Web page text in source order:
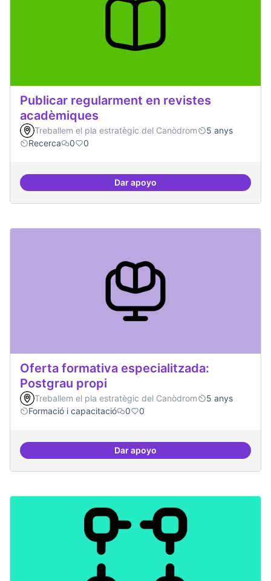
Publicar regularment en revistes
acadèmiques
Treballem el pla estratègic del Canòdrom
5 anys
Recerca
0 0
Dar apoyoPublicar regularment en
Oferta formativa especialitzada:
Postgrau propi
Treballem el pla estratègic del Canòdrom
5 anys
Formació i capacitació
0 0
Dar apoyoOferta formativa especialitzada: